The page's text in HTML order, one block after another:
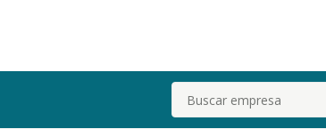
Buscar